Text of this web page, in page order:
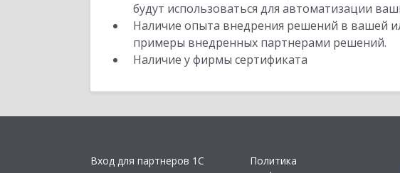
будут использоваться для автоматизации
Наличие опыта внедрения решений в вашей
примеры внедренных партнерами решений.
Наличие у фирмы сертификата
Вход для партнеров 1С
Политика